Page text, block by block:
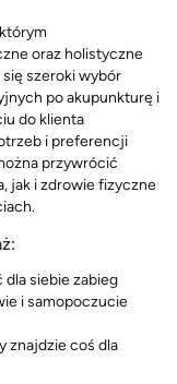
oraz holistyczne
szeroki wybór
po akupunkturę i
do klienta
i preferencji
przywrócić
jak i zdrowie fizyczne
dla siebie zabieg
i samopoczucie
znajdzie coś dla